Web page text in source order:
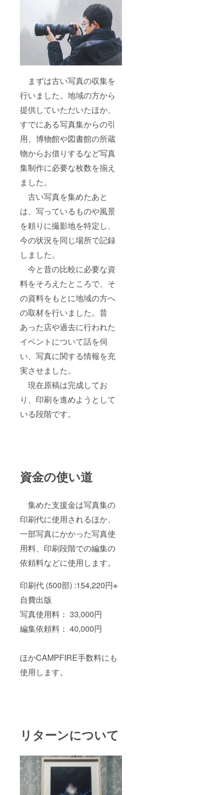
まずは古い写真の収集を
行いました。地域の方から
提供していただいたほか、
すでにある写真集からの引
用、博物館や図書館の所蔵
物からお借りするなど写真
集制作に必要な枚数を揃え
ました。
古い写真を集めたあと
は、写っているものや風景
を頼りに撮影地を特定し、
今の状況を同じ場所で記録
しました。
今と昔の比較に必要な資
料をそろえたところで、そ
の資料をもとに地域の方へ
の取材を行いました。昔
あった店や過去に行われた
イベントについて話を伺
い、写真に関する情報を充
実させました。
現在原稿は完成してお
り、印刷を進めようとして
いる段階です。
資金の使い道
集めた支援金は写真集の
印刷代に使用されるほか、
一部写真にかかった写真使
用料、印刷段階での編集の
依頼料などに使用します。
印刷代 (500部) :154,220円※
自費出版
写真使用料： 33,000円
編集依頼料： 40,000円
ほかCAMPFIRE手数料にも
使用します。
リターンについて